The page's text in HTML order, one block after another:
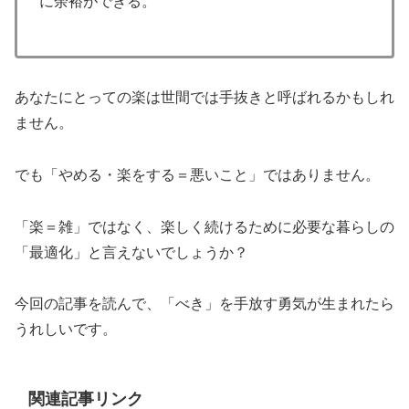
あなたにとっての楽は世間では手抜きと呼ばれるかもしれ
ません。
でも「やめる・楽をする＝悪いこと」ではありません。
「楽＝雑」ではなく、楽しく続けるために必要な暮らしの
「最適化」と言えないでしょうか？
今回の記事を読んで、「べき」を手放す勇気が生まれたら
うれしいです。
関連記事リンク